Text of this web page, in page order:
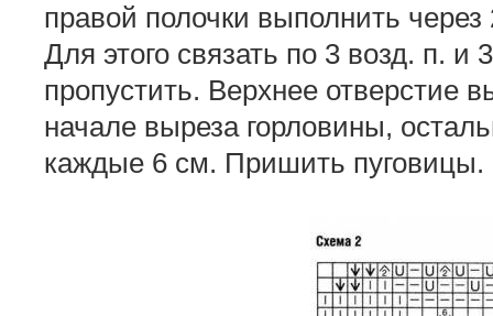
правой полочки выполнить
Для этого связать по 3 возд. п. и
пропустить. Верхнее отверстие
начале выреза горловины,
каждые 6 см. Пришить пуговицы.